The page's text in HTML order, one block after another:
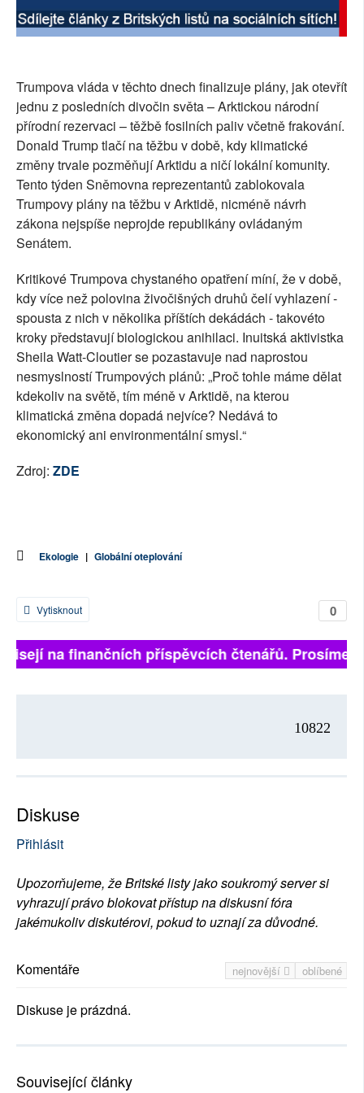
SOCIÁLNÍ SÍTĚ
PLNÁ VERZE STRÁNEK
Trumpova vláda v těchto dnech finalizuje plány, jak otevřít
jednu z posledních divočin světa – Arktickou národní
přírodní rezervaci – těžbě fosilních paliv včetně frakování.
Donald Trump tlačí na těžbu v době, kdy klimatické
změny trvale pozměňují Arktidu a ničí lokální komunity.
Tento týden Sněmovna reprezentantů zablokovala
Trumpovy plány na těžbu v Arktidě, nicméně návrh
zákona nejspíše neprojde republikány ovládaným
Senátem.
Kritikové Trumpova chystaného opatření míní, že v době,
kdy více než polovina živočišných druhů čelí vyhlazení -
spousta z nich v několika příštích dekádách - takovéto
kroky představují biologickou anihilaci. Inuitská aktivistka
Sheila Watt-Cloutier se pozastavuje nad naprostou
nesmyslností Trumpových plánů: „Proč tohle máme dělat
kdekoliv na světě, tím méně v Arktidě, na kterou
klimatická změna dopadá nejvíce? Nedává to
ekonomický ani environmentální smysl.“
Zdroj: ZDE
Ekologie | Globální oteplování
0
Vytisknout
na finančních příspěvcích čtenářů. Prosíme,
10822
Diskuse
Přihlásit
Upozorňujeme, že Britské listy jako soukromý server si
vyhrazují právo blokovat přístup na diskusní fóra
jakémukoliv diskutérovi, pokud to uznají za důvodné.
nejnovější oblíbené
Komentáře
Diskuse je prázdná.
Související články